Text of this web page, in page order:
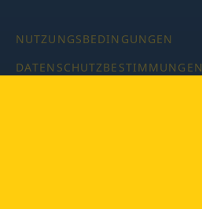
NUTZUNGSBEDINGUNGEN
DATENSCHUTZBESTIMMUNGEN